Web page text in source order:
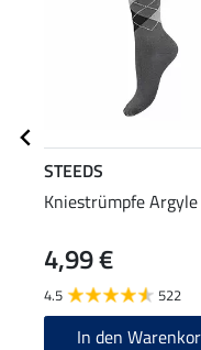
STEEDS
Kniestrümpfe Argyle
4,99 €
4.5 522
In den